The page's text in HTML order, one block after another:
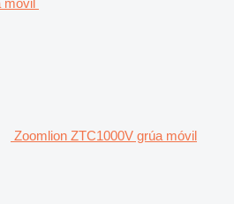
Zoomlion ZTC1000V grúa móvil